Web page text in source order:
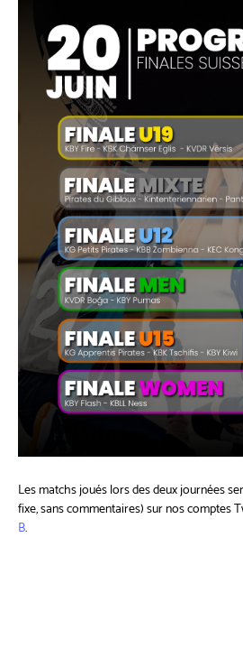
Les matchs joués lors des deux journées
fixe, sans commentaires) sur nos comptes
B.